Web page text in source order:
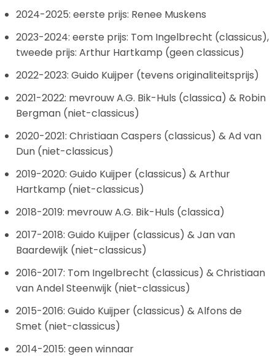
2024-2025: eerste prijs: Renee Muskens
2023-2024: eerste prijs: Tom Ingelbrecht (classicus),
tweede prijs: Arthur Hartkamp (geen classicus)
2022-2023: Guido Kuijper (tevens originaliteitsprijs)
2021-2022: mevrouw A.G. Bik-Huls (classica) & Robin
Bergman (niet-classicus)
2020-2021: Christiaan Caspers (classicus) & Ad van
Dun (niet-classicus)
2019-2020: Guido Kuijper (classicus) & Arthur
Hartkamp (niet-classicus)
2018-2019: mevrouw A.G. Bik-Huls (classica)
2017-2018: Guido Kuijper (classicus) & Jan van
Baardewijk (niet-classicus)
2016-2017: Tom Ingelbrecht (classicus) & Christiaan
van Andel Steenwijk (niet-classicus)
2015-2016: Guido Kuijper (classicus) & Alfons de
Smet (niet-classicus)
2014-2015: geen winnaar